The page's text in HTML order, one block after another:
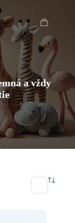
Shopping
cart
a vždy